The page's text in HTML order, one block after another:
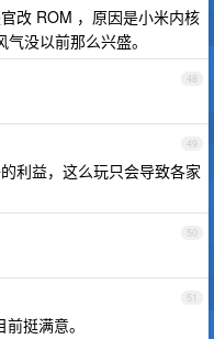
改 ROM ，原因是小米内核
没以前那么兴盛。
48
49
利益，这么玩只会导致各家
50
51
挺满意。